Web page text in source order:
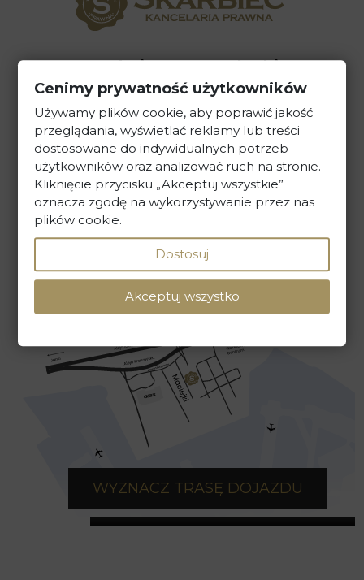
Kancelaria Prawna Skarbiec
ul. Maciejki 13, 02-181 Warszawa
tel. +48 22 586 40 00
sekretariat@kancelaria-skarbiec.pl
NAPISZ DO NAS
WYZNACZ TRASĘ DOJAZDU
Cenimy prywatność użytkowników
Używamy plików cookie, aby poprawić jakość
przeglądania, wyświetlać reklamy lub treści
dostosowane do indywidualnych potrzeb
użytkowników oraz analizować ruch na stronie.
Kliknięcie przycisku „Akceptuj wszystkie”
oznacza zgodę na wykorzystywanie przez nas
plików cookie.
Dostosuj
Akceptuj wszystko